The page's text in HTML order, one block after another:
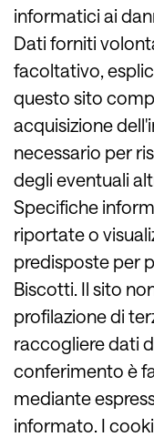
informatici ai
Dati forniti
facoltativo,
questo sito
acquisizione
necessario per
degli eventuali
Specifiche
riportate o
predisposte per
Biscotti. Il sito
profilazione di
raccogliere dati
conferimento è
mediante
informato. I